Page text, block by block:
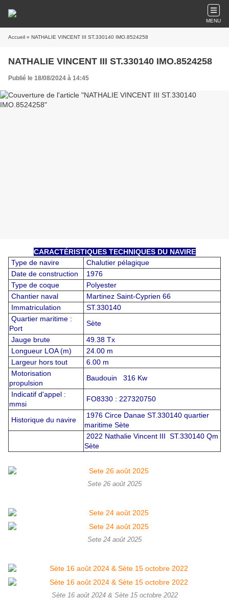
MENU
Accueil » NATHALIE VINCENT III ST.330140 IMO.8524258
NATHALIE VINCENT III ST.330140 IMO.8524258
Publié le 18/08/2024 à 14:45
CARACTÉRISTIQUES TECHNIQUES DU NAVIRE
Type de navire
Chalutier pélagique
Date de construction
1976
Type de coque
Polyester
Chantier naval
Martinez Saint-Cyprien 66
Immatriculation
ST.330140
Quartier maritime :
Port
Sète
Jauge brute
49.38 Tx
Longueur LOA (m)
24.00 m
Largeur hors tout
6.00 m
Motorisation
propulsion
Baudouin 316 Kw
Indicatif d'appel :
mmsi
FO8330 : 227320750
Historique du navire
1976 Circe Danae ST.330140 quartier
maritime Sète
2022 Nathalie Vincent III ST.330140 Qm
Sète
Sete 26 août 2025
Sete 24 août 2025
Sète 16 août 2024 & Sète 15 octobre 2022